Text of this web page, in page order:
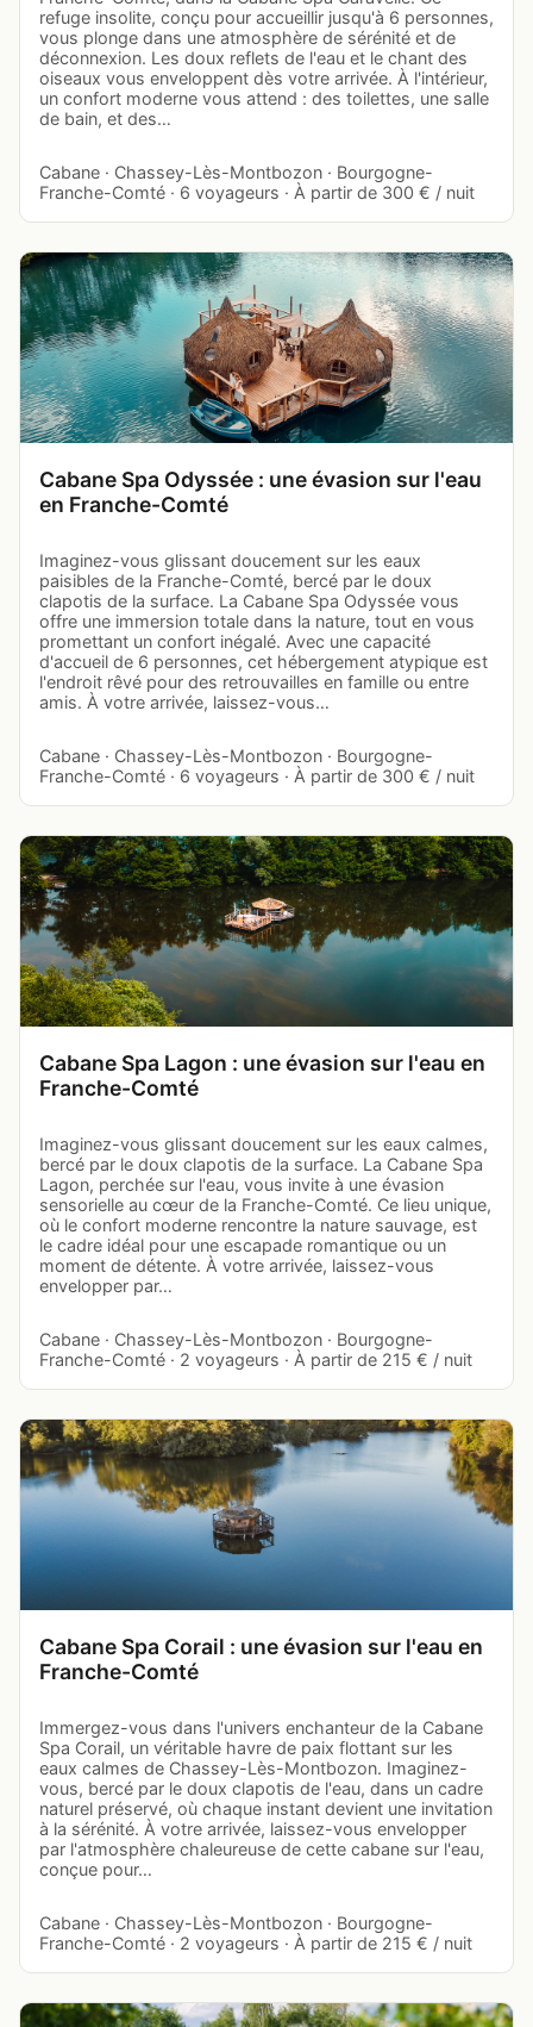
refuge insolite, conçu pour accueillir jusqu'à 6 personnes,
vous plonge dans une atmosphère de sérénité et de
déconnexion. Les doux reflets de l'eau et le chant des
oiseaux vous enveloppent dès votre arrivée. À l'intérieur,
un confort moderne vous attend : des toilettes, une salle
de bain, et des…
Cabane · Chassey-Lès-Montbozon · Bourgogne-
Franche-Comté · 6 voyageurs · À partir de 300 € / nuit
Cabane Spa Odyssée : une évasion sur l'eau
en Franche-Comté
Imaginez-vous glissant doucement sur les eaux
paisibles de la Franche-Comté, bercé par le doux
clapotis de la surface. La Cabane Spa Odyssée vous
offre une immersion totale dans la nature, tout en vous
promettant un confort inégalé. Avec une capacité
d'accueil de 6 personnes, cet hébergement atypique est
l'endroit rêvé pour des retrouvailles en famille ou entre
amis. À votre arrivée, laissez-vous…
Cabane · Chassey-Lès-Montbozon · Bourgogne-
Franche-Comté · 6 voyageurs · À partir de 300 € / nuit
Cabane Spa Lagon : une évasion sur l'eau en
Franche-Comté
Imaginez-vous glissant doucement sur les eaux calmes,
bercé par le doux clapotis de la surface. La Cabane Spa
Lagon, perchée sur l'eau, vous invite à une évasion
sensorielle au cœur de la Franche-Comté. Ce lieu unique,
où le confort moderne rencontre la nature sauvage, est
le cadre idéal pour une escapade romantique ou un
moment de détente. À votre arrivée, laissez-vous
envelopper par…
Cabane · Chassey-Lès-Montbozon · Bourgogne-
Franche-Comté · 2 voyageurs · À partir de 215 € / nuit
Cabane Spa Corail : une évasion sur l'eau en
Franche-Comté
Immergez-vous dans l'univers enchanteur de la Cabane
Spa Corail, un véritable havre de paix flottant sur les
eaux calmes de Chassey-Lès-Montbozon. Imaginez-
vous, bercé par le doux clapotis de l'eau, dans un cadre
naturel préservé, où chaque instant devient une invitation
à la sérénité. À votre arrivée, laissez-vous envelopper
par l'atmosphère chaleureuse de cette cabane sur l'eau,
conçue pour…
Cabane · Chassey-Lès-Montbozon · Bourgogne-
Franche-Comté · 2 voyageurs · À partir de 215 € / nuit